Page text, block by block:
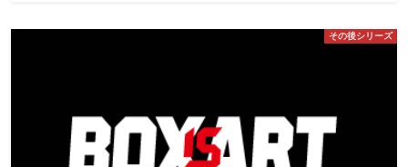
その後シリーズ